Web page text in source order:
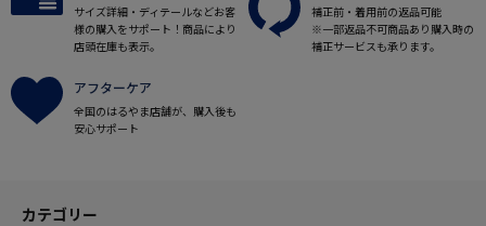
サイズ詳細・ディテールなどお客
様の購入をサポート！商品により
店頭在庫も表示。
補正前・着用前の返品可能
※一部返品不可商品あり購入時の
補正サービスも承ります。
アフターケア
全国のはるやま店舗が、購入後も
安心サポート
カテゴリー